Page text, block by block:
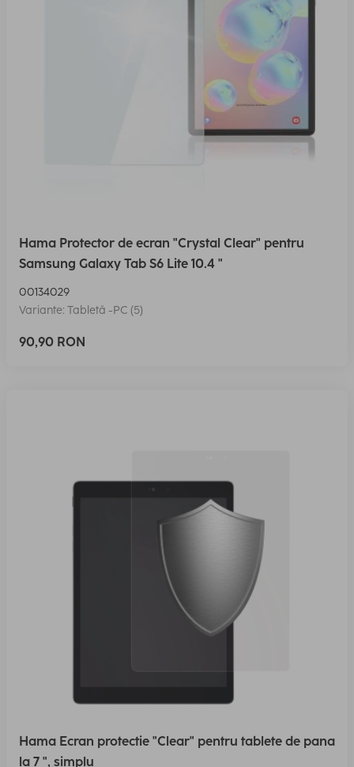
Hama Protector de ecran "Crystal Clear" pentru
Samsung Galaxy Tab S6 Lite 10.4 "
00134029
Variante: Tabletă -PC (5)
90,90 RON
Hama Ecran protectie "Clear" pentru tablete de pana
la 7 ", simplu